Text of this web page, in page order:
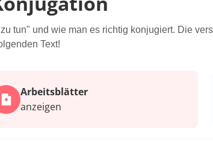
tun" und wie man es richtig konjugiert. Die
Text!
Arbeits­blätter
anzeigen